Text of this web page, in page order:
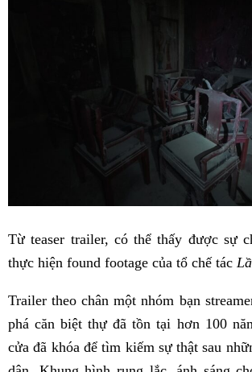
Từ teaser trailer, có thể thấy được sự
thực hiện found footage của tổ chế tác
Trailer theo chân một nhóm bạn
phá căn biệt thự đã tồn tại hơn 100
cửa đã khóa để tìm kiếm sự thật sau